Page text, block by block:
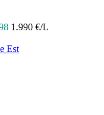
1.990 €/L
Est